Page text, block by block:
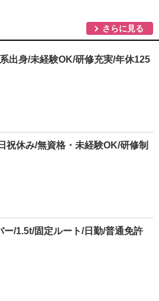
さらに見る
出身/未経験OK/研修充実/年休125
祝休み/無資格・未経験OK/研修制
/1.5t/固定ルート/日勤/普通免許